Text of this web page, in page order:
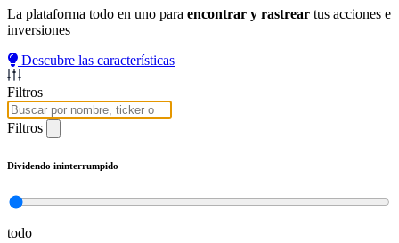
La plataforma todo en uno para encontrar y rastrear tus acciones e
inversiones
Descubre las características
Filtros
Filtros
Dividendo ininterrumpido
todo